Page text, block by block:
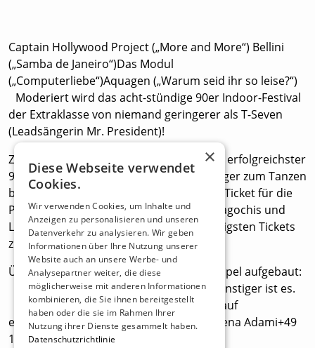
Captain Hollywood Project („More and More“) Bellini
(„Samba de Janeiro“)Das Modul
(„Computerliebe“)Aquagen („Warum seid ihr so leise?“)
Moderiert wird das acht-stündige 90er Indoor-Festival
der Extraklasse von niemand geringerer als T-Seven
(Leadsängerin Mr. President)!
Zusätzlich wird Deutschlands bester und erfolgreichster
90er DJ - DJ Judge - die Kinder der Neunziger zum Tanzen
bringen! Schnappt euch jetzt gleich euer Ticket für die
Party-Zeitreise in das Jahrzehnt der Tamagochis und
Lavalampen und sichert euch die günstigsten Tickets
zum Frühbucherpreis!
Übrigens: Unser Preismodell ist ganz simpel aufgebaut:
Je früher du dein Ticket kaufst, desto günstiger ist es.
Also: Schnell zugreifen! Wir freuen uns auf
euch!Pressekontakt 90s Super Show:Verena Adami+49
172 834 6666
×
Diese Webseite verwendet
Cookies.
Wir verwenden Cookies, um Inhalte und
Anzeigen zu personalisieren und unseren
Datenverkehr zu analysieren. Wir geben
Informationen über Ihre Nutzung unserer
Website auch an unsere Werbe- und
Analysepartner weiter, die diese
möglicherweise mit anderen Informationen
kombinieren, die Sie ihnen bereitgestellt
haben oder die sie im Rahmen Ihrer
Nutzung ihrer Dienste gesammelt haben.
Datenschutzrichtlinie